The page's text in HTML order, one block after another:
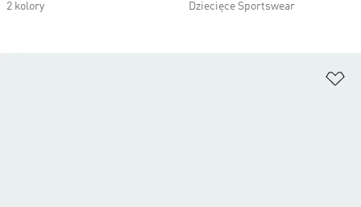
2 kolory
Dziecięce Sportswear